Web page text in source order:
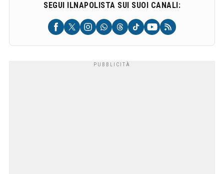
SEGUI ILNAPOLISTA SUI SUOI CANALI: